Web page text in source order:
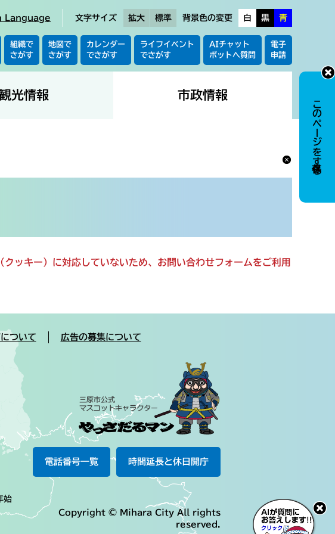
Language 文字サイズ 拡大 標準 背景色の変更 白 黒 青
組織で
さがす
地図で
さがす
カレンダー
でさがす
ライフイベント
でさがす
AIチャット
ボットへ質問
電子
申請
光情報 市政情報
キー）に対応していないため、お問い合わせフォームをご利用
ついて 広告の募集について
始
電話番号一覧 時間延長と休日開庁
Copyright © Mihara City All rights
reserved.
このページを保存する